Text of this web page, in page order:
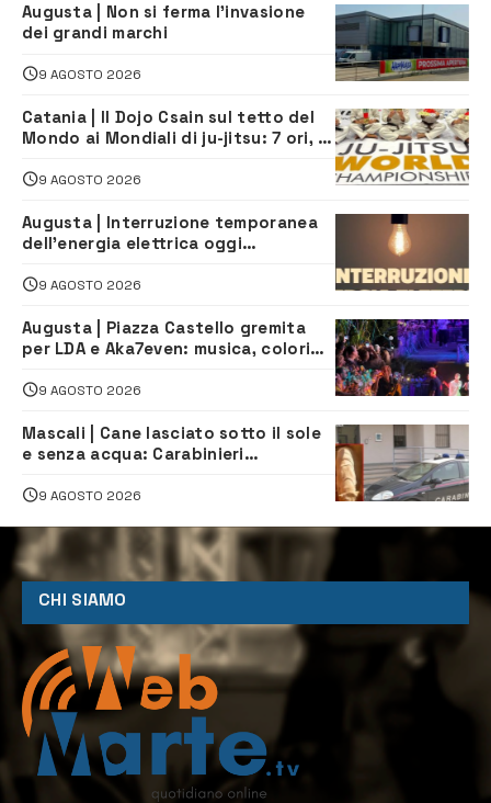
Augusta | Non si ferma l’invasione
dei grandi marchi
9 AGOSTO 2026
Catania | Il Dojo Csain sul tetto del
Mondo ai Mondiali di ju-jitsu: 7 ori, 4
9 AGOSTO 2026
Augusta | Interruzione temporanea
dell’energia elettrica oggi
lavori
9 AGOSTO 2026
Augusta | Piazza Castello gremita
per LDA e Aka7even: musica, colori
9 AGOSTO 2026
Mascali | Cane lasciato sotto il sole
e senza acqua: Carabinieri
9 AGOSTO 2026
CHI SIAMO